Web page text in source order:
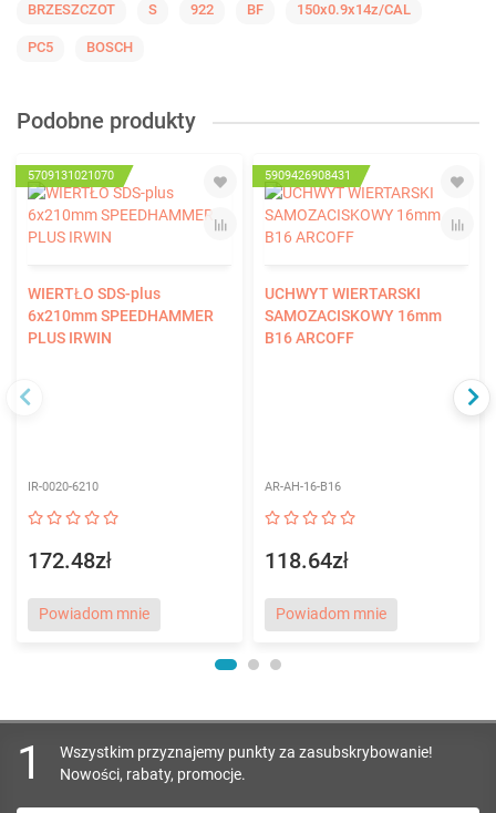
BRZESZCZOT S 922 BF 150x0.9x14z/CAL
PC5 BOSCH
Podobne produkty
5709131021070
WIERTŁO SDS-plus
6x210mm SPEEDHAMMER
PLUS IRWIN
IR-0020-6210
172.48zł
Powiadom mnie
5909426908431
UCHWYT WIERTARSKI
SAMOZACISKOWY 16mm
B16 ARCOFF
AR-AH-16-B16
118.64zł
Powiadom mnie
1
Wszystkim przyznajemy punkty za zasubskrybowanie!
Nowości, rabaty, promocje.